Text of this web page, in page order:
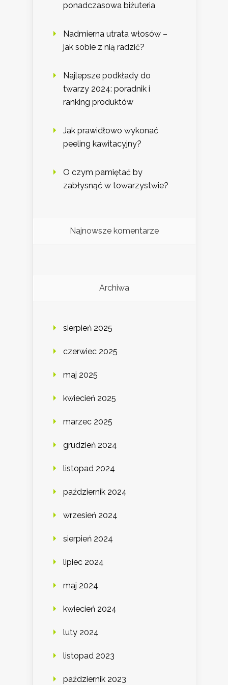
ponadczasowa biżuteria
Nadmierna utrata włosów –
jak sobie z nią radzić?
Najlepsze podkłady do
twarzy 2024: poradnik i
ranking produktów
Jak prawidłowo wykonać
peeling kawitacyjny?
O czym pamiętać by
zabłysnąć w towarzystwie?
Najnowsze komentarze
Archiwa
sierpień 2025
czerwiec 2025
maj 2025
kwiecień 2025
marzec 2025
grudzień 2024
listopad 2024
październik 2024
wrzesień 2024
sierpień 2024
lipiec 2024
maj 2024
kwiecień 2024
luty 2024
listopad 2023
październik 2023